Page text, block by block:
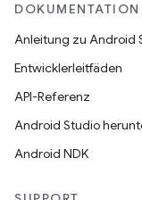
Anleitung zu Android
Entwicklerleitfäden
API-Referenz
Android Studio
Android NDK